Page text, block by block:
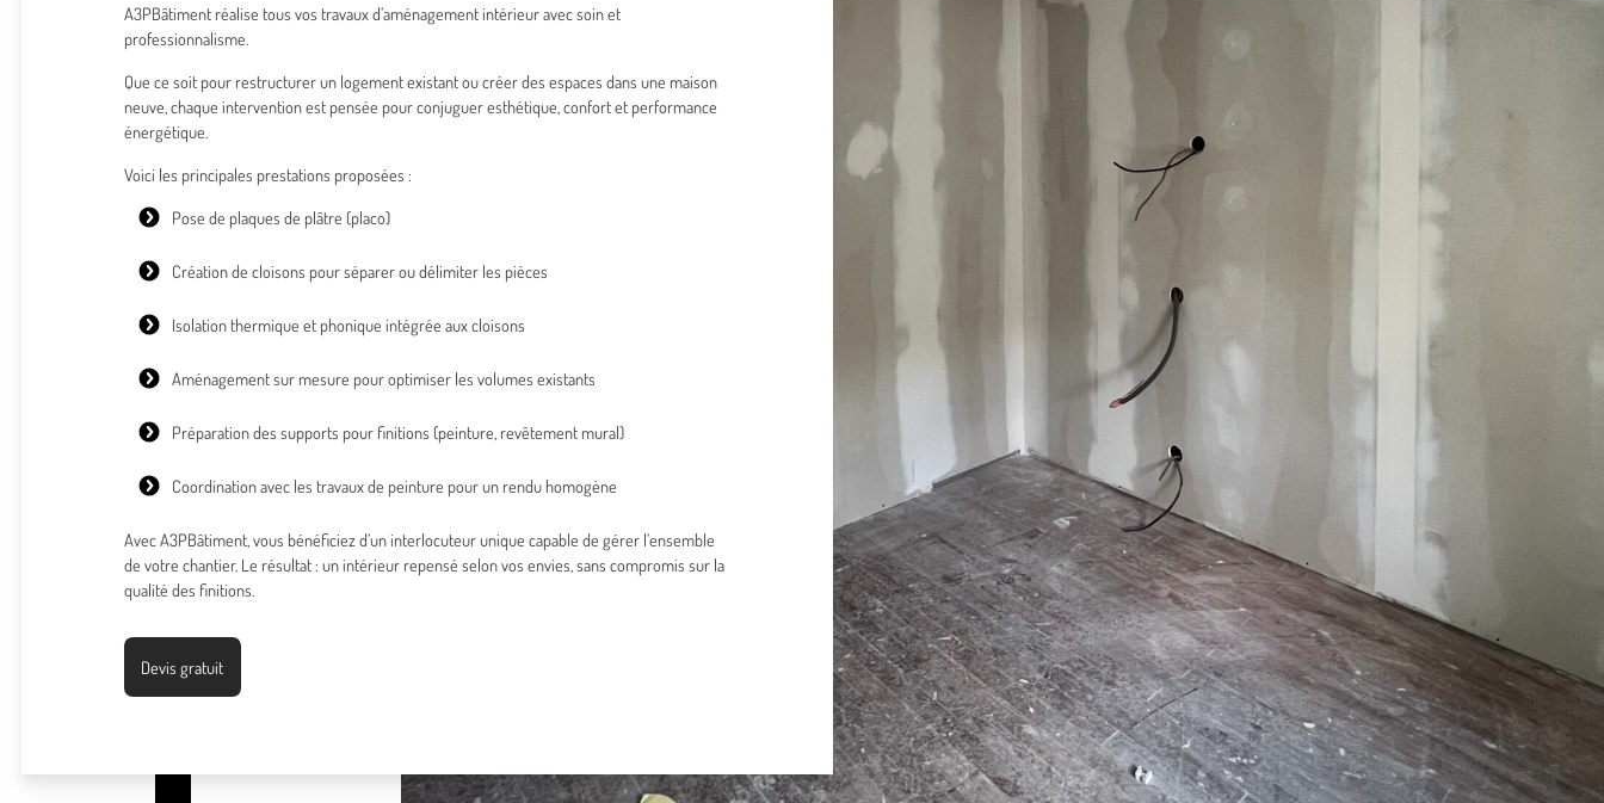
A3PBâtiment réalise tous vos travaux d’aménagement intérieur avec soin et
professionnalisme.
Que ce soit pour restructurer un logement existant ou créer des espaces dans une maison
neuve, chaque intervention est pensée pour conjuguer esthétique, confort et performance
énergétique.
Voici les principales prestations proposées :
Pose de plaques de plâtre (placo)
Création de cloisons pour séparer ou délimiter les pièces
Isolation thermique et phonique intégrée aux cloisons
Aménagement sur mesure pour optimiser les volumes existants
Préparation des supports pour finitions (peinture, revêtement mural)
Coordination avec les travaux de peinture pour un rendu homogène
Avec A3PBâtiment, vous bénéficiez d’un interlocuteur unique capable de gérer l’ensemble
de votre chantier. Le résultat : un intérieur repensé selon vos envies, sans compromis sur la
qualité des finitions.
Devis gratuit